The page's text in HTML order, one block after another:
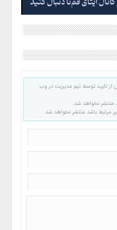
تایید توسط تیم مدیریت در وب
منتشر نخواهد شد.
مرتبط باشد منتشر نخواهد شد.